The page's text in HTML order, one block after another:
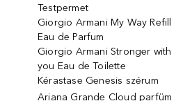
Testpermet
Giorgio Armani My Way Refill
Eau de Parfum
Giorgio Armani Stronger with
you Eau de Toilette
Kérastase Genesis szérum
Ariana Grande Cloud parfüm